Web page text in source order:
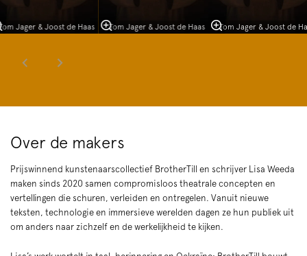
Jager & Joost de Haas Tom Jager & Joost de Haas Tom Jager & Joost de
Over de makers
Prijswinnend kunstenaarscollectief BrotherTill en schrijver Lisa Weeda
maken sinds 2020 samen compromisloos theatrale concepten en
vertellingen die schuren, verleiden en ontregelen. Vanuit nieuwe
teksten, technologie en immersieve werelden dagen ze hun publiek uit
om anders naar zichzelf en de werkelijkheid te kijken.